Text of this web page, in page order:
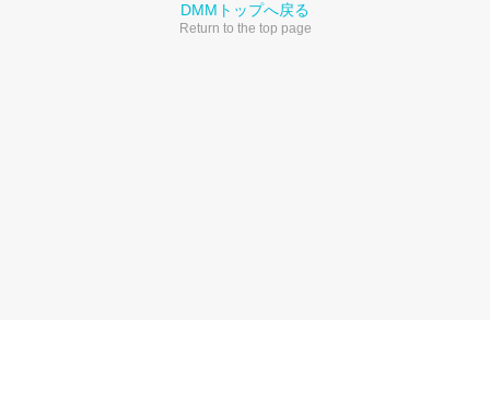
DMMトップへ戻る
Return to the top page